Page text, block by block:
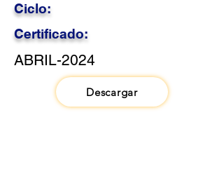
Ciclo:
Certificado:
ABRIL-2024
Descargar